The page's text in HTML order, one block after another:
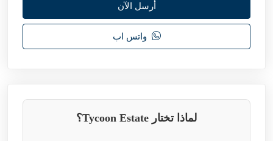
أرسل الآن
واتس اب
لماذا تختار Tycoon Estate؟